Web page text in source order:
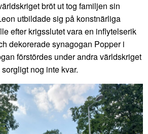
bröt ut tog familjen sin
utbildade sig på konstnärliga
efter krigsslutet vara en inflytelserik
dekorerade synagogan Popper i
förstördes under andra världskriget
nog inte kvar.